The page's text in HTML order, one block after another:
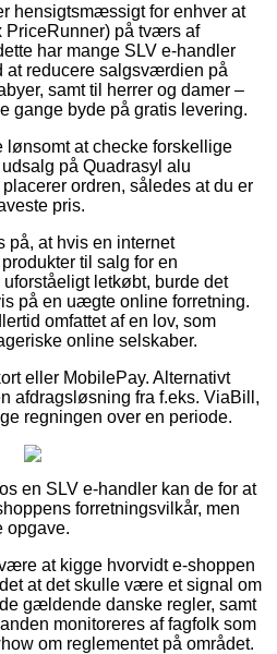
hensigtsmæssigt for enhver at
PriceRunner) på tværs af
har mange SLV e-handler
reducere salgsværdien på
samt til herrer og damer –
gange byde på gratis levering.
lønsomt at checke forskellige
på Quadrasyl alu
ordren, således at du er
pris.
på, at hvis en internet
til salg for en
letkøbt, burde det
på en uægte online forretning.
omfattet af en lov, som
online selskaber.
eller MobilePay. Alternativt
afdragsløsning fra f.eks. ViaBill,
regningen over en periode.
en SLV e-handler kan de for at
forretningsvilkår, men
opgave.
at kigge hvorvidt e-shoppen
at det skulle være et signal om
gældende danske regler, samt
monitoreres af fagfolk som
om reglementet på området.